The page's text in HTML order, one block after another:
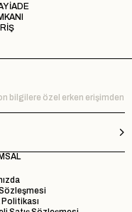
İADE
bilgilere özel erken erişimden